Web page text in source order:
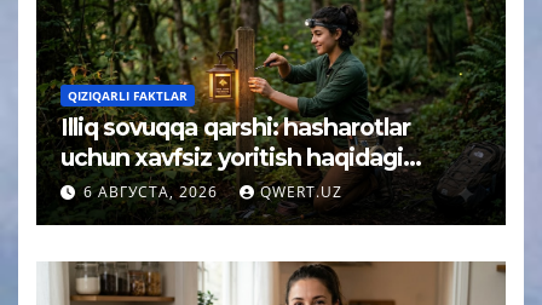
QIZIQARLI FAKTLAR
Illiq sovuqqa qarshi: hasharotlar
uchun xavfsiz yoritish haqidagi
tushuncha afsonasi yoʻq qilindi
6 АВГУСТА, 2026 QWERT.UZ